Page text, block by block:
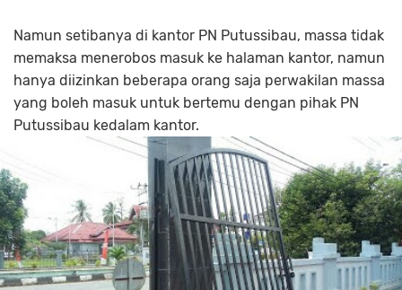
Namun setibanya di kantor PN Putussibau, massa tidak
memaksa menerobos masuk ke halaman kantor, namun
hanya diizinkan beberapa orang saja perwakilan massa
yang boleh masuk untuk bertemu dengan pihak PN
Putussibau kedalam kantor.